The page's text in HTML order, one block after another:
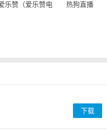
下载)
乐赞（爱乐赞电脑手机下载）
热狗直播
下载